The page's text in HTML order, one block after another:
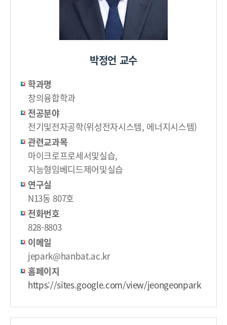
박정언 교수
학과명
창의융합학과
전공분야
전기및전자공학(위성전자시스템, 에너지시스템)
관련교과목
마이크로프로세서및실습,
지능형임베디드제어및실습
연구실
N13동 807호
전화번호
828-8803
이메일
jepark@hanbat.ac.kr
홈페이지
https://sites.google.com/view/jeongeonpark